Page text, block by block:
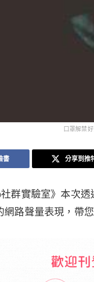
口罩解禁
書 分享到推
社群實驗室》本次
網路聲量表現，帶